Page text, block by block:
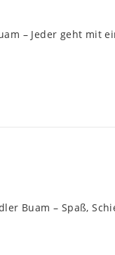
– Jeder geht mit
Buam – Spaß,